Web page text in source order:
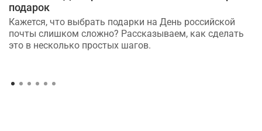
подарок
Кажется, что выбрать подарки на День российской
почты слишком сложно? Рассказываем, как сделать
это в несколько простых шагов.